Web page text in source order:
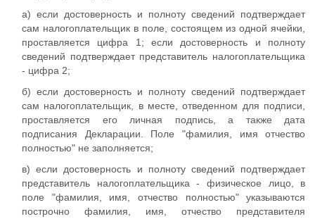
а) если достоверность и полноту сведений подтверждает
сам налогоплательщик в поле, состоящем из одной ячейки,
проставляется цифра 1; если достоверность и полноту
сведений подтверждает представитель налогоплательщика
- цифра 2;
б) если достоверность и полноту сведений подтверждает
сам налогоплательщик, в месте, отведенном для подписи,
проставляется его личная подпись, а также дата
подписания Декларации. Поле "фамилия, имя отчество
полностью" не заполняется;
в) если достоверность и полноту сведений подтверждает
представитель налогоплательщика - физическое лицо, в
поле "фамилия, имя, отчество полностью" указываются
построчно фамилия, имя, отчество представителя